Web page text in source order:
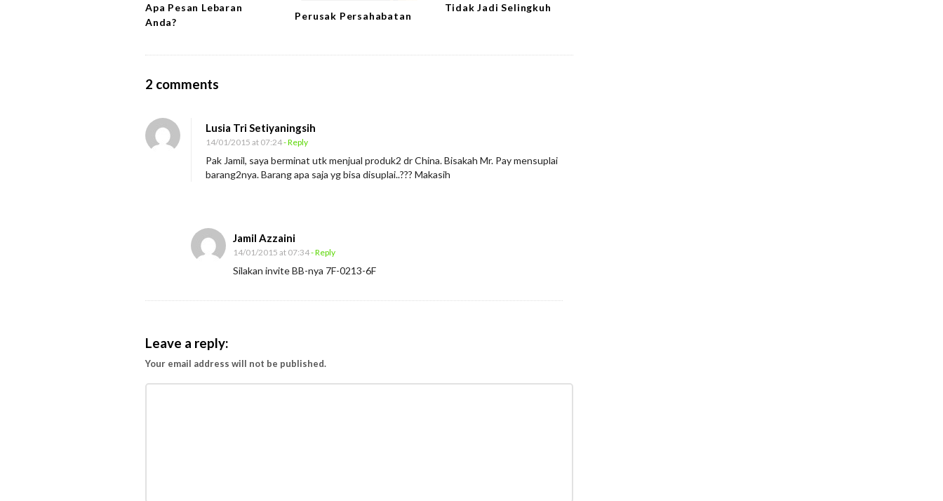
Apa Pesan Lebaran
Anda?
Perusak Persahabatan
Tidak Jadi Selingkuh
2 comments
B
e
r
g
u
K
a
M
r
Lusia Tri Setiyaningsih
14/01/2015 at 07:24- Reply
Pak Jamil, saya berminat utk menjual produk2 dr China. Bisakah Mr. Pay mensuplai
barang2nya. Barang apa saja yg bisa disuplai..??? Makasih
Jamil Azzaini
14/01/2015 at 07:34- Reply
Silakan invite BB-nya 7F-0213-6F
Leave a reply:
Your email address will not be published.